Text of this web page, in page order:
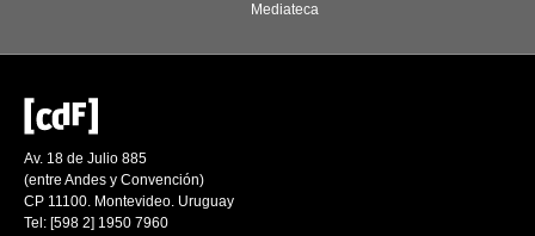
Mediateca
Av. 18 de Julio 885
(entre Andes y Convención)
CP 11100. Montevideo. Uruguay
Tel: [598 2] 1950 7960